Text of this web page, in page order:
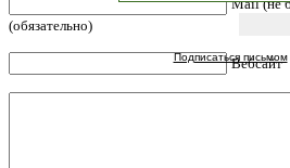
Подписаться письмом
Mail (не
(обязательно)
Вебсайт